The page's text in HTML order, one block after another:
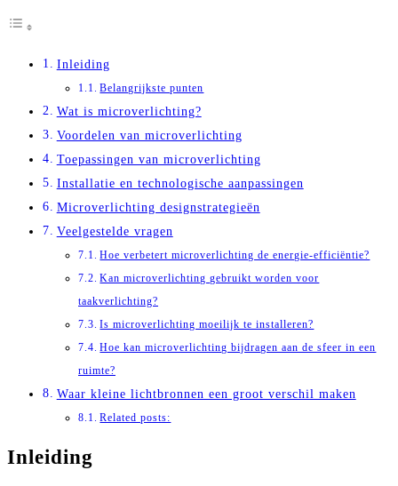
Inleiding
Belangrijkste punten
Wat is microverlichting?
Voordelen van microverlichting
Toepassingen van microverlichting
Installatie en technologische aanpassingen
Microverlichting designstrategieën
Veelgestelde vragen
Hoe verbetert microverlichting de energie-efficiëntie?
Kan microverlichting gebruikt worden voor
taakverlichting?
Is microverlichting moeilijk te installeren?
Hoe kan microverlichting bijdragen aan de sfeer in een
ruimte?
Waar kleine lichtbronnen een groot verschil maken
Related posts:
Inleiding